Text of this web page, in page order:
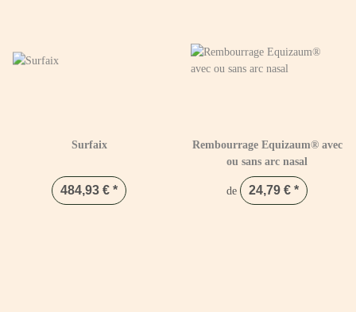
Surfaix
484,93 € *
Rembourrage Equizaum® avec
ou sans arc nasal
de 24,79 € *